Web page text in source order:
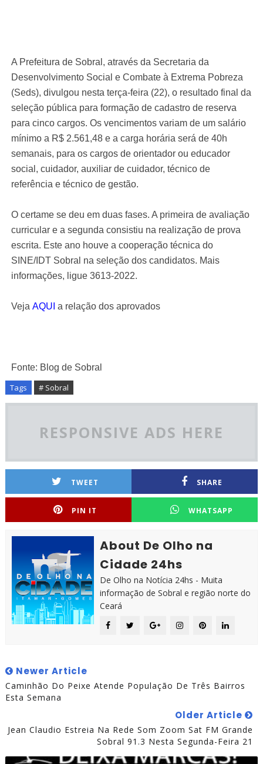
A Prefeitura de Sobral, através da Secretaria da
Desenvolvimento Social e Combate à Extrema Pobreza
(Seds), divulgou nesta terça-feira (22), o resultado final da
seleção pública para formação de cadastro de reserva
para cinco cargos. Os vencimentos variam de um salário
mínimo a R$ 2.561,48 e a carga horária será de 40h
semanais, para os cargos de orientador ou educador
social, cuidador, auxiliar de cuidador, técnico de
referência e técnico de gestão.
O certame se deu em duas fases. A primeira de avaliação
curricular e a segunda consistiu na realização de prova
escrita. Este ano houve a cooperação técnica do
SINE/IDT Sobral na seleção dos candidatos. Mais
informações, ligue 3613-2022.
Veja AQUI a relação dos aprovados
Fonte: Blog de Sobral
Tags # Sobral
RESPONSIVE ADS HERE
TWEET SHARE
PIN IT WHATSAPP
About De Olho na
Cidade 24hs
De Olho na Notícia 24hs - Muita
informação de Sobral e região norte do
Ceará
Newer Article
Caminhão Do Peixe Atende População De Três Bairros
Esta Semana
Older Article
Jean Claudio Estreia Na Rede Som Zoom Sat FM Grande
Sobral 91.3 Nesta Segunda-Feira 21